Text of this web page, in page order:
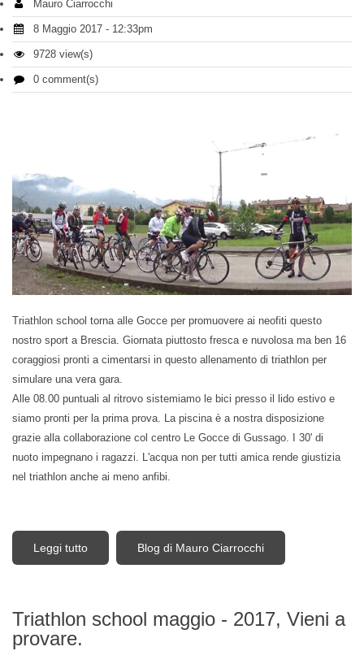
Mauro Ciarrocchi
8 Maggio 2017 - 12:33pm
9728 view(s)
0 comment(s)
Triathlon school torna alle Gocce per promuovere ai neofiti questo
nostro sport a Brescia. Giornata piuttosto fresca e nuvolosa ma ben 16
coraggiosi pronti a cimentarsi in questo allenamento di triathlon per
simulare una vera gara.
Alle 08.00 puntuali al ritrovo sistemiamo le bici presso il lido estivo e
siamo pronti per la prima prova. La piscina è a nostra disposizione
grazie alla collaborazione col centro Le Gocce di Gussago. I 30' di
nuoto impegnano i ragazzi. L'acqua non per tutti amica rende giustizia
nel triathlon anche ai meno anfibi.
Leggi tutto su Triathlon school maggio - 2017- Un grazie ai
partecipanti
Blog di Mauro Ciarrocchi
Triathlon school maggio - 2017, Vieni a
provare.